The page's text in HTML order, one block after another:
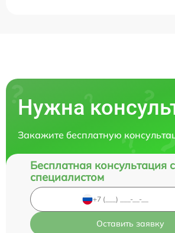
Нужна
Закажите бесплатную
Бесплатная консультация
специалистом
Оставить заявку